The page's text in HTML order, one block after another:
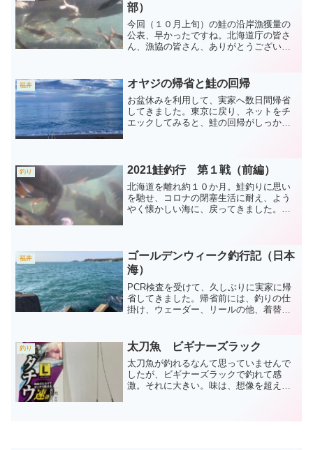
部）
今回（１０月上旬）の鮭の沿岸漁獲量の
公表、早かったですね。北海道庁の皆さ
ん、漁協の皆さん、ありがとうございま
い地域はすごい漁獲量です。千歳川の様
子 千歳川の中、鮭が溢れ...
福井 オヤジの帰省と鮭の回帰
お盆休みを利用して、実家へ数日間帰省
してきました。東京に戻り、ネットをチ
エックしてみると、鮭の回帰がしっかり
井港へ、鯵狙い。今回も、...
釣り 2021鮭釣行 第１戦（前編）
北海道を離れ約１０か月。鮭釣りに思い
を馳せ、コロナの閉塞生活に耐え、よう
やく懐かしい海に、戻ってきました。
（2021.10.11）の千歳川...
福井
ゴールデンウィーク釣行記（日本
海）
PCR検査を受けて、久しぶりに実家に帰
省してきました。帰省前には、釣りの仕
掛け、ウェーダー、リールの他、着替え
家で農作業の手伝いと釣り三昧の予定で
す。釣行準備 まずは、情...
釣り 太刀魚 ビギナーズラック
太刀魚が釣れるなんて思っていませんで
したが、ビギナーズラックで釣れて感
激。それに大きい。味は、想像を超えた